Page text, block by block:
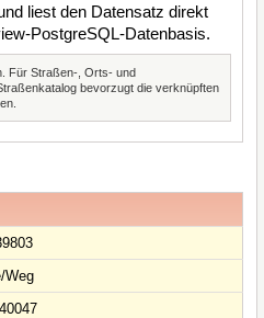
liest den Datensatz direkt
PostgreSQL-Datenbasis.
Für Straßen-, Orts- und
bevorzugt die verknüpften
Weg